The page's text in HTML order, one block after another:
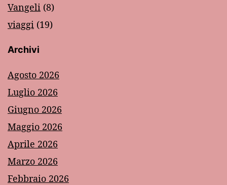
Vangeli (8)
viaggi (19)
Archivi
Agosto 2026
Luglio 2026
Giugno 2026
Maggio 2026
Aprile 2026
Marzo 2026
Febbraio 2026